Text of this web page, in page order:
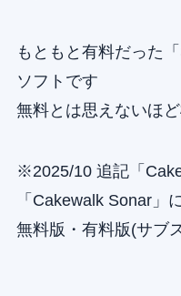
もともと有料だった
ソフトです
無料とは思えないほ
※2025/10 追記「
「Cakewalk Sonar」
無料版・有料版(サブ